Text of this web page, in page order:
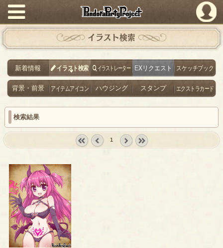
PandoraPartyProject
イラスト検索
新着情報 イラスト検索 イラストレーター EXリクエスト スケッチブック
背景・前景 アイテムアイコン ハウジング スタンプ エクストラカード
検索結果
1